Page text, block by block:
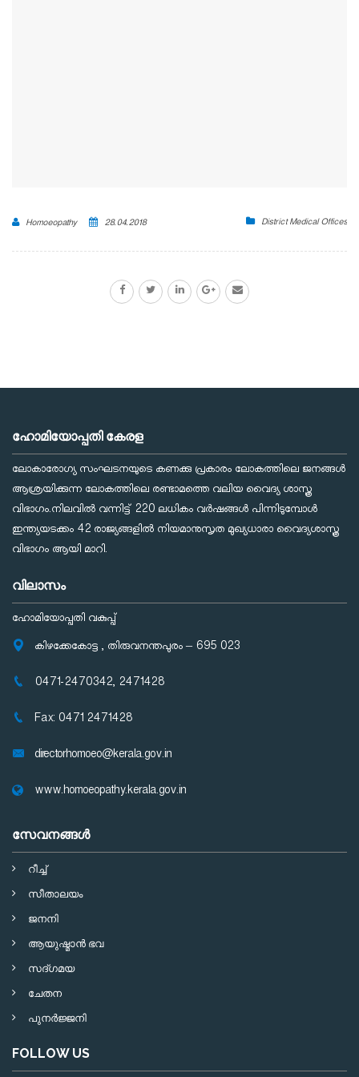
Homoeopathy 28.04.2018 District Medical Offices
ഹോമിയോപ്പതി കേരള
ലോകാരോഗ്യ സംഘടനയുടെ കണക്കു പ്രകാരം ലോകത്തിലെ ജനങ്ങള്‍
ആശ്രയിക്കുന്ന ലോകത്തിലെ രണ്ടാമത്തെ വലിയ വൈദ്യ ശാസ്ത്ര
വിഭാഗം.നിലവില്‍ വന്നിട്ട് 220 ലധികം വര്‍ഷങ്ങള്‍ പിന്നിടുമ്പോള്‍
ഇന്ത്യയടക്കം 42 രാജ്യങ്ങളില്‍ നിയമാനുസൃത മുഖ്യധാരാ വൈദ്യശാസ്ത്ര
വിഭാഗം ആയി മാറി.
വിലാസം
ഹോമിയോപ്പതി വകുപ്പ്
കിഴക്കേകോട്ട , തിരുവനന്തപുരം – 695 023
0471-2470342, 2471428
Fax: 0471 2471428
directorhomoeo@kerala.gov.in
www.homoeopathy.kerala.gov.in
സേവനങ്ങള്‍
റീച്ച്
സീതാലയം
ജനനി
ആയുഷ്മാന്‍ ഭവ
സദ്ഗമയ
ചേതന
പുനര്‍ജ്ജനി
FOLLOW US